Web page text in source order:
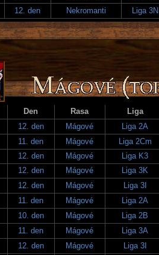
12. den Nekromanti Liga 3N
Den Rasa Liga
12. den Mágové Liga 2A
11. den Mágové Liga 2Cm
12. den Mágové Liga K3
12. den Mágové Liga 3K
12. den Mágové Liga 3I
11. den Mágové Liga 2A
10. den Mágové Liga 2B
11. den Mágové Liga 3A
12. den Mágové Liga 3I